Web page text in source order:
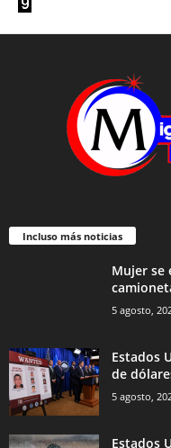
Incluso más noticias
Mujer se
5 agosto,
Estados
de
5 agosto,
Estados